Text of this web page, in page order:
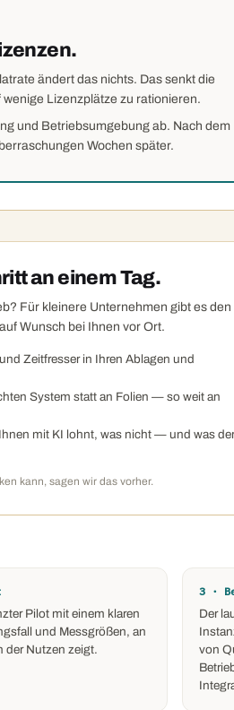
ändert das nichts. Das senkt die
Lizenzplätze zu rationieren.
und Betriebsumgebung ab. Nach dem
Wochen später.
an einem Tag.
Für kleinere Unternehmen gibt es den
Wunsch bei Ihnen vor Ort.
Zeitfresser in Ihren Ablagen und
System statt an Folien — so weit an
mit KI lohnt, was nicht — und was der
kann, sagen wir das vorher.
Pilot mit einem klaren
und Messgrößen, an
der Nutzen zeigt.
3 ·
Der
von